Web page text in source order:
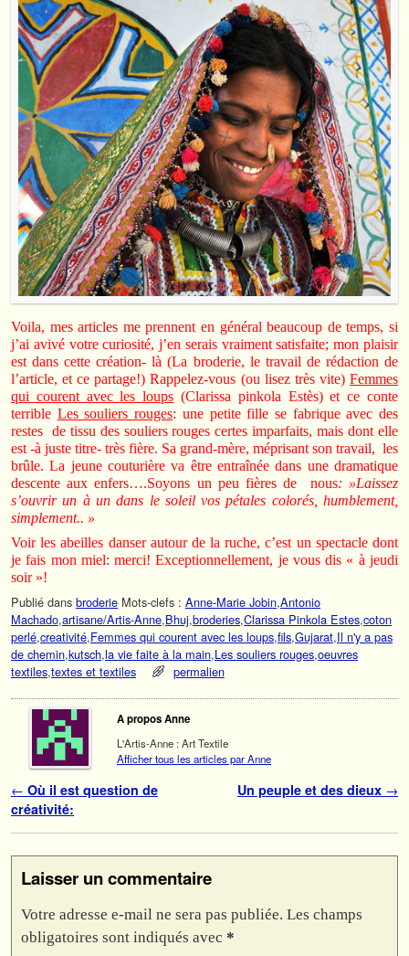
Voila, mes articles me prennent en général beaucoup de temps, si
j’ai avivé votre curiosité, j’en serais vraiment satisfaite; mon plaisir
est dans cette création- là (La broderie, le travail de rédaction de
l’article, et ce partage!) Rappelez-vous (ou lisez très vite) Femmes
qui courent avec les loups (Clarissa pinkola Estès) et ce conte
terrible Les souliers rouges: une petite fille se fabrique avec des
restes de tissu des souliers rouges certes imparfaits, mais dont elle
est -à juste titre- très fière. Sa grand-mère, méprisant son travail, les
brûle. La jeune couturière va être entraînée dans une dramatique
descente aux enfers….Soyons un peu fières de nous: »Laissez
s’ouvrir un à un dans le soleil vos pétales colorés, humblement,
simplement.. »
Voir les abeilles danser autour de la ruche, c’est un spectacle dont
je fais mon miel: merci! Exceptionnellement, je vous dis « à jeudi
soir »!
Publié dans broderie Mots-clefs : Anne-Marie Jobin,Antonio
Machado,artisane/Artis-Anne,Bhuj,broderies,Clarissa Pinkola Estes,coton
perlé,creativité,Femmes qui courent avec les loups,fils,Gujarat,Il n'y a pas
de chemin,kutsch,la vie faite à la main,Les souliers rouges,oeuvres
textiles,textes et textiles permalien
A propos Anne
L'Artis-Anne : Art Textile
Afficher tous les articles par Anne
Navigation des articles
← Où il est question de
créativité:
Un peuple et des dieux →
Laisser un commentaire
Votre adresse e-mail ne sera pas publiée. Les champs
obligatoires sont indiqués avec *